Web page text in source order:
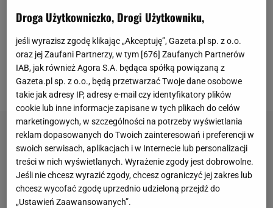
m.in. "Pierwsza Miłość" czy "Lombard. Życie pod
który również pojawiał się w serialach, ale 15 maja
wejdzie też do klatki - na galiFame MMA 10, gdzie
zmierzy się z Arkadiuszem "Aroyem" Tańculą.
Droga Użytkowniczko, Drogi Użytkowniku,
jeśli wyrazisz zgodę klikając „Akceptuję”, Gazeta.pl sp. z o.o.
oraz jej Zaufani Partnerzy, w tym [676] Zaufanych Partnerów
IAB, jak również Agora S.A. będąca spółką powiązaną z
Gazeta.pl sp. z o.o., będą przetwarzać Twoje dane osobowe
takie jak adresy IP, adresy e-mail czy identyfikatory plików
cookie lub inne informacje zapisane w tych plikach do celów
marketingowych, w szczególności na potrzeby wyświetlania
reklam dopasowanych do Twoich zainteresowań i preferencji w
swoich serwisach, aplikacjach i w Internecie lub personalizacji
treści w nich wyświetlanych. Wyrażenie zgody jest dobrowolne.
Jeśli nie chcesz wyrazić zgody, chcesz ograniczyć jej zakres lub
chcesz wycofać zgodę uprzednio udzieloną przejdź do
„Ustawień Zaawansowanych”.